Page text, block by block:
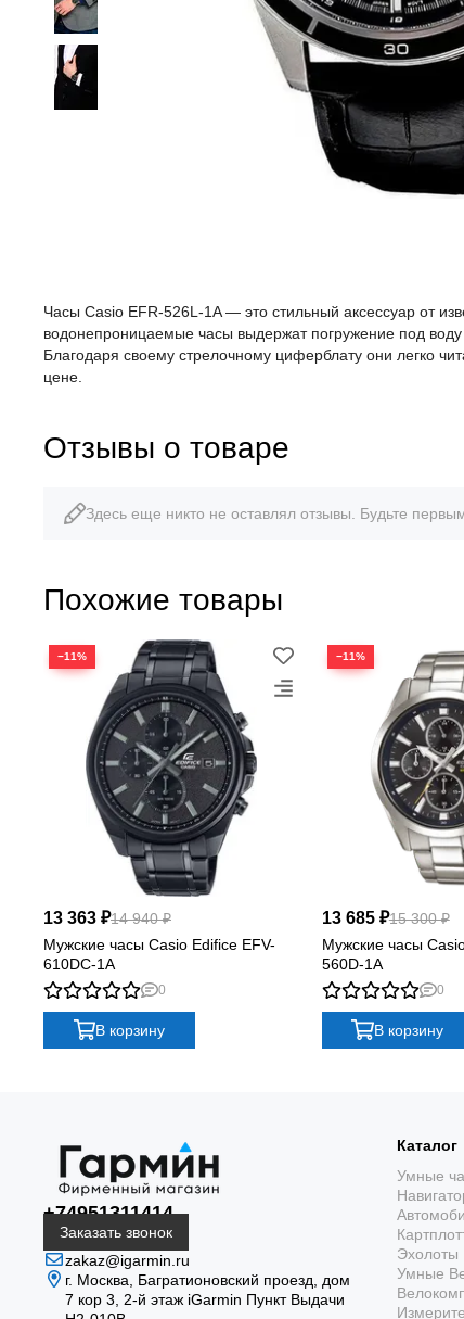
Часы Casio EFR-526L-1A — это стильный аксессуар от
водонепроницаемые часы выдержат погружение под
Благодаря своему стрелочному циферблату они легко
цене.
Отзывы о товаре
Здесь еще никто не оставлял отзывы. Будьте
Похожие товары
−11%
13 363 ₽14 940 ₽
Мужские часы Casio Edifice EFV-
610DC-1A
0
В корзину
−11%
13 685 ₽15 300 ₽
Мужские часы
560D-1A
0
В корзину
+74951311414
Заказать звонок
zakaz@igarmin.ru
г. Москва, Багратионовский проезд, дом
7 кор 3, 2-й этаж iGarmin Пункт Выдачи
Каталог
Умные
Эхолоты
Умные